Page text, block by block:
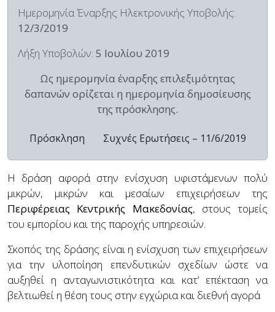
Ημερομηνία Έναρξης Ηλεκτρονικής Υποβολής:
12/3/2019
Λήξη Υποβολών: 5 Ιουλίου 2019
Ως ημερομηνία έναρξης επιλεξιμότητας
δαπανών ορίζεται η ημερομηνία δημοσίευσης
της πρόσκλησης.
Πρόσκληση Συχνές Ερωτήσεις – 11/6/2019
Η δράση αφορά στην ενίσχυση υφιστάμενων πολύ
μικρών, μικρών και μεσαίων επιχειρήσεων της
Περιφέρειας Κεντρικής Μακεδονίας, στους τομείς
του εμπορίου και της παροχής υπηρεσιών.
Σκοπός της δράσης είναι η ενίσχυση των επιχειρήσεων
για την υλοποίηση επενδυτικών σχεδίων ώστε να
αυξηθεί η ανταγωνιστικότητα και κατ’ επέκταση να
βελτιωθεί η θέση τους στην εγχώρια και διεθνή αγορά